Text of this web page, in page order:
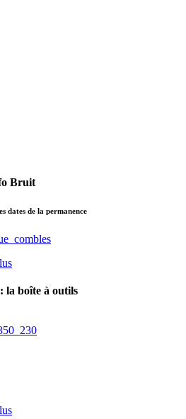
Bruit
dates de la permanence
la boîte à outils